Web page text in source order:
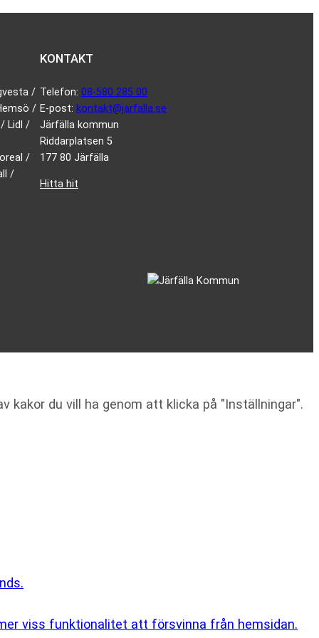
/
/
Lidl /
/
/
KONTAKT
Telefon: 08-580 285 00
E-post: kontakt@jarfalla.se
Järfälla kommun
Riddarplatsen 5
177 80 Järfälla
Hitta hit
kakor du vill ha genom att klicka på "Inställningar".
viss funktionalitet att försvinna från hemsidan.